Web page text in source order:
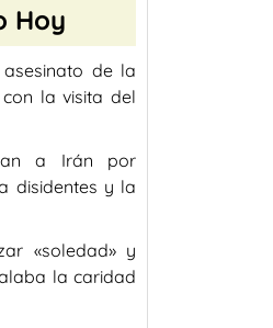
Hoy
de la
la visita del
a Irán por
disidentes y la
«soledad» y
la caridad